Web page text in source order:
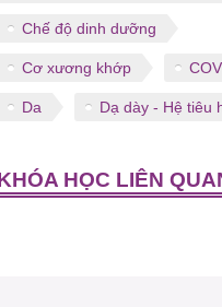
Chế độ dinh dưỡng
Cơ xương khớp
Da Dạ dày - Hệ tiêu
HỌC LIÊN